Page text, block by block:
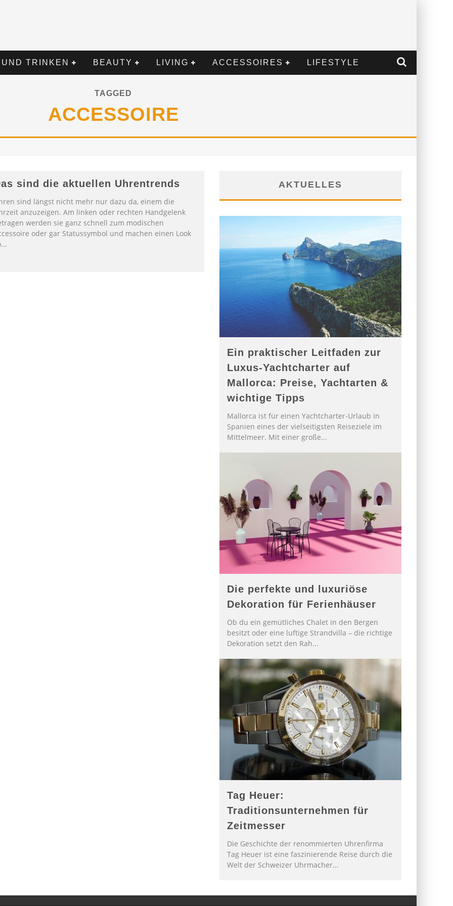
TRINKEN BEAUTY LIVING ACCESSOIRES LIFESTYLE
TAGGED
ACCESSOIRE
sind die aktuellen Uhrentrends
sind längst nicht mehr nur dazu da, einem die
anzuzeigen. Am linken oder rechten Handgelenk
werden sie ganz schnell zum modischen
oder gar Statussymbol und machen einen Look
...
AKTUELLES
Ein praktischer Leitfaden zur
Luxus-Yachtcharter auf
Mallorca: Preise, Yachtarten &
wichtige Tipps
Mallorca ist für einen Yachtcharter-Urlaub in
Spanien eines der vielseitigsten Reiseziele im
Mittelmeer. Mit einer große...
Die perfekte und luxuriöse
Dekoration für Ferienhäuser
Ob du ein gemütliches Chalet in den Bergen
besitzt oder eine luftige Strandvilla – die richtige
Dekoration setzt den Rah...
Tag Heuer:
Traditionsunternehmen für
Zeitmesser
Die Geschichte der renommierten Uhrenfirma
Tag Heuer ist eine faszinierende Reise durch die
Welt der Schweizer Uhrmacher...